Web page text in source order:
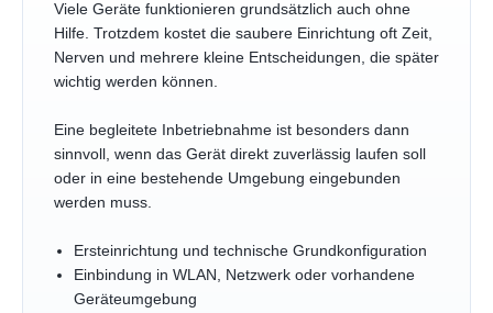
Viele Geräte funktionieren grundsätzlich auch ohne
Hilfe. Trotzdem kostet die saubere Einrichtung oft Zeit,
Nerven und mehrere kleine Entscheidungen, die später
wichtig werden können.
Eine begleitete Inbetriebnahme ist besonders dann
sinnvoll, wenn das Gerät direkt zuverlässig laufen soll
oder in eine bestehende Umgebung eingebunden
werden muss.
Ersteinrichtung und technische Grundkonfiguration
Einbindung in WLAN, Netzwerk oder vorhandene
Geräteumgebung